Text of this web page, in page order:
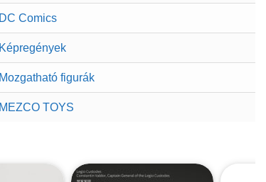
DC Comics
Képregények
Mozgatható figurák
MEZCO TOYS